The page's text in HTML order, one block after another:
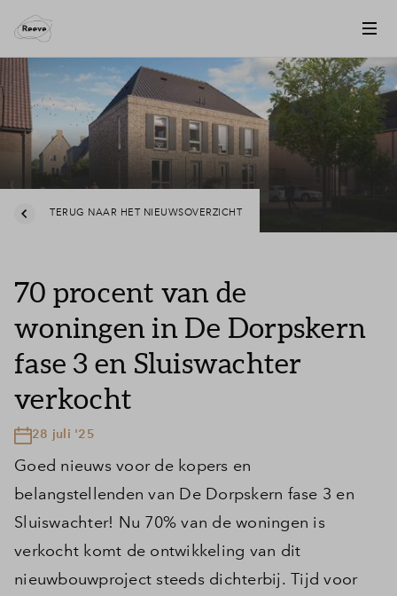
TERUG NAAR HET NIEUWSOVERZICHT
70 procent van de
woningen in De Dorpskern
fase 3 en Sluiswachter
verkocht
28 juli '25
Goed nieuws voor de kopers en
belangstellenden van De Dorpskern fase 3 en
Sluiswachter! Nu 70% van de woningen is
verkocht komt de ontwikkeling van dit
nieuwbouwproject steeds dichterbij. Tijd voor